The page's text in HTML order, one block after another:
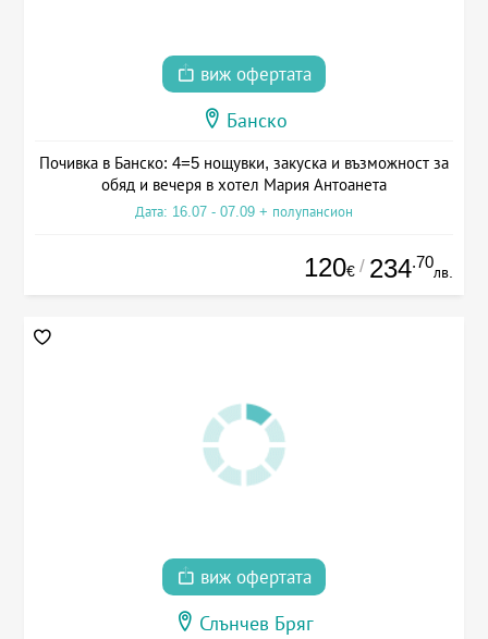
виж офертата
Банско
Почивка в Банско: 4=5 нощувки, закуска и възможност за
обяд и вечеря в хотел Мария Антоанета
Дата: 16.07 - 07.09 + полупансион
120€ / 234.70
лв.
виж офертата
Слънчев Бряг